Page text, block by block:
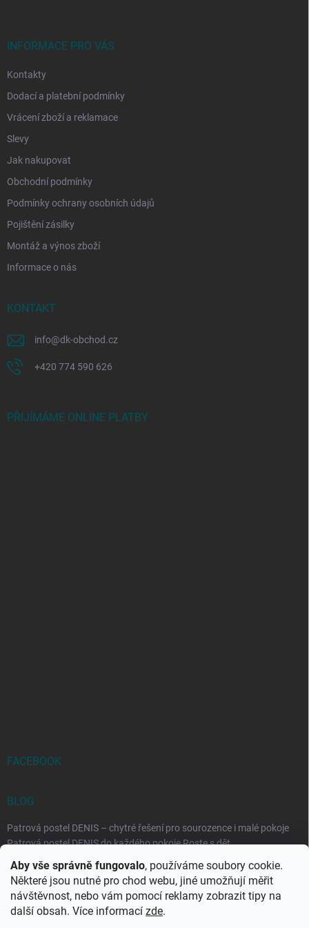
Aby vše správně fungovalo, používáme soubory cookie.
Některé jsou nutné pro chod webu, jiné umožňují měřit
návštěvnost, nebo vám pomocí reklamy zobrazit tipy na
další obsah. Více informací zde.
INFORMACE PRO VÁS
Kontakty
Dodací a platební podmínky
Vrácení zboží a reklamace
Slevy
Jak nakupovat
Obchodní podmínky
Podmínky ochrany osobních údajů
Pojištění zásilky
Montáž a výnos zboží
Informace o nás
KONTAKT
info@dk-obchod.cz
+420 774 590 626
PŘIJÍMÁME ONLINE PLATBY
FACEBOOK
BLOG
Patrová postel DENIS – chytré řešení pro sourozence i malé pokoje
Patrová postel DENIS do každého pokoje Roste s dět...
Rozkládací postele RELAX – ideální řešení pro malé prostory i
každodenní spaní
Rozkládací postel, která se přizpůsobí vašemu živo...